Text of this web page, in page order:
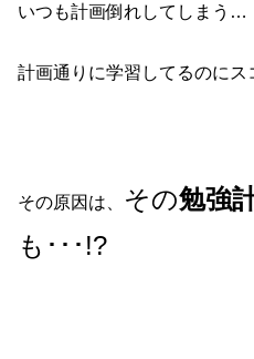
いつも計画倒れしてしまう…
計画通りに学習してるのに
その原因は、 その勉強
も･･･!?